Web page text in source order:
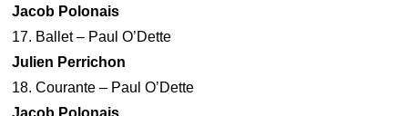
Jacob Polonais
17. Ballet – Paul O’Dette
Julien Perrichon
18. Courante – Paul O’Dette
Jacob Polonais